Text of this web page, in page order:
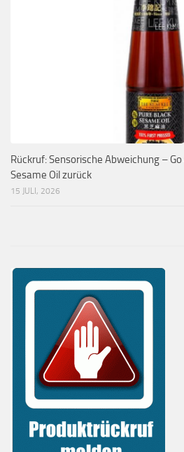
Rückruf: Sensorische Abweichung –
Sesame Oil zurück
15 JULI, 2026